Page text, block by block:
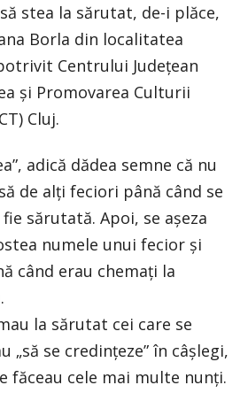
stea la sărutat, de-i plăce,
Borla din localitatea
Centrului Județean
și Promovarea Culturii
Cluj.
adică dădea semne că nu
de alți feciori până când se
sărutată. Apoi, se așeza
numele unui fecior și
când erau chemați la
la sărutat cei care se
„să se credințeze” în câșlegi,
făceau cele mai multe nunți.